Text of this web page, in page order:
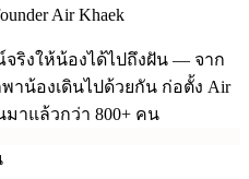
Air Khaek
ริงให้น้องได้ไปถึงฝัน — จาก
าน้องเดินไปด้วยกัน ก่อตั้ง Air
มาแล้วกว่า 800+ คน